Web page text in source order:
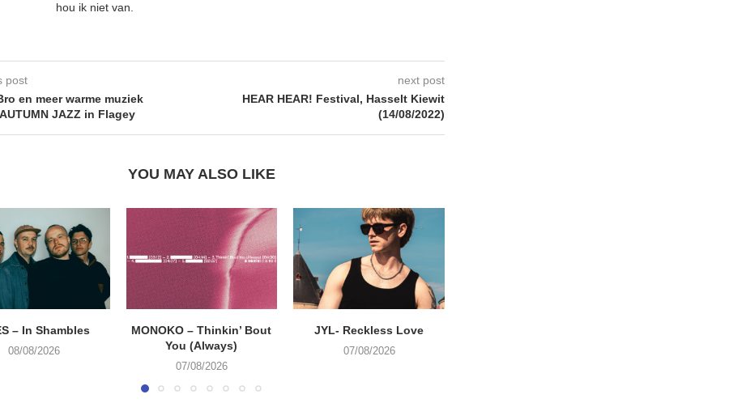
hou ik niet van.
post
en meer warme muziek
JAZZ in Flagey
next post
HEAR HEAR! Festival, Hasselt Kiewit
(14/08/2022)
YOU MAY ALSO LIKE
– In Shambles
08/08/2026
MONOKO – Thinkin’ Bout
You (Always)
07/08/2026
JYL- Reckless Love
07/08/2026